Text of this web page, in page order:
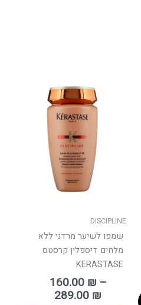
DISCIPLINE
שמפו לשיער מרדני ללא
מלחים דיספלין קרסטס
KERASTASE
160.00 ₪ –
289.00 ₪